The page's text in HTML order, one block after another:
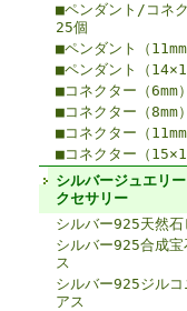
■ペンダント/コネ
25個
■ペンダント（11mm
■ペンダント（
■コネクター（6mm）
■コネクター（8mm）
■コネクター（11mm
■コネクター（
シルバージュエリ
クセサリー
シルバー925天然石
シルバー925合成宝
ス
シルバー925ジルコ
アス